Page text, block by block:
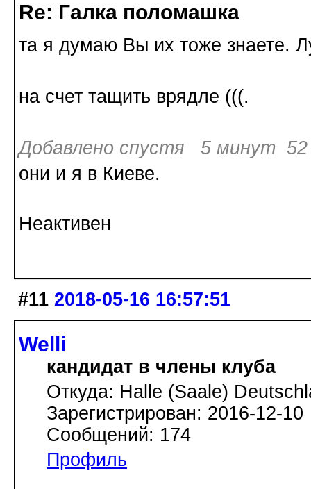
Re: Галка поломашка
та я думаю Вы их тоже знаете.
на счет тащить врядле (((.
Добавлено спустя 5 минут 52
они и я в Киеве.
Неактивен
#11 2018-05-16 16:57:51
Welli
кандидат в члены клуба
Откуда: Halle (Saale)
Зарегистрирован: 2016-12-10
Сообщений: 174
Профиль